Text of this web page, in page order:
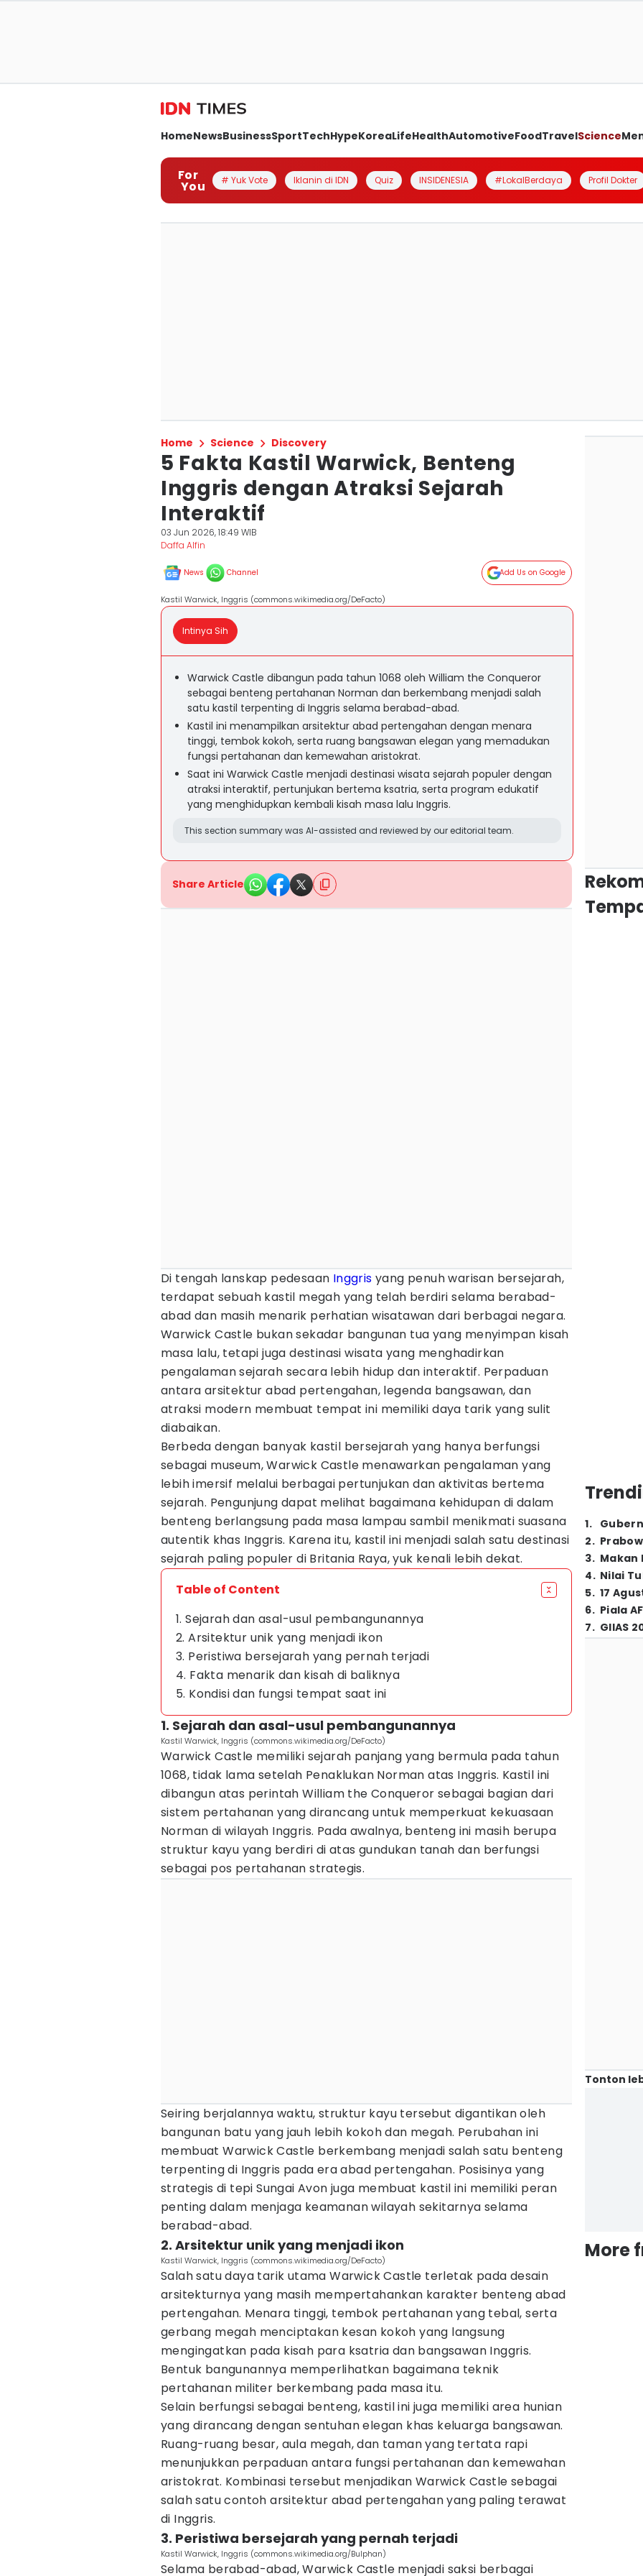
HomeNewsBusinessSportTechHypeKoreaLifeHealthAutomotiveFoodTravelScience
For
You # Yuk Vote Iklanin di IDN Quiz INSIDENESIA #LokalBerdaya Profil Dokter
Home Science Discovery
5 Fakta Kastil Warwick, Benteng
Inggris dengan Atraksi Sejarah
Interaktif
03 Jun 2026, 18:49 WIB
Daffa Alfin
News Channel Add Us on Google
Kastil Warwick, Inggris (commons.wikimedia.org/DeFacto)
Intinya Sih
Warwick Castle dibangun pada tahun 1068 oleh William the Conqueror
sebagai benteng pertahanan Norman dan berkembang menjadi salah
satu kastil terpenting di Inggris selama berabad-abad.
Kastil ini menampilkan arsitektur abad pertengahan dengan menara
tinggi, tembok kokoh, serta ruang bangsawan elegan yang memadukan
fungsi pertahanan dan kemewahan aristokrat.
Saat ini Warwick Castle menjadi destinasi wisata sejarah populer dengan
atraksi interaktif, pertunjukan bertema ksatria, serta program edukatif
yang menghidupkan kembali kisah masa lalu Inggris.
This section summary was AI-assisted and reviewed by our editorial team.
Share Article
Di tengah lanskap pedesaan Inggris yang penuh warisan bersejarah,
terdapat sebuah kastil megah yang telah berdiri selama berabad-
abad dan masih menarik perhatian wisatawan dari berbagai negara.
Warwick Castle bukan sekadar bangunan tua yang menyimpan kisah
masa lalu, tetapi juga destinasi wisata yang menghadirkan
pengalaman sejarah secara lebih hidup dan interaktif. Perpaduan
antara arsitektur abad pertengahan, legenda bangsawan, dan
atraksi modern membuat tempat ini memiliki daya tarik yang sulit
diabaikan.
Berbeda dengan banyak kastil bersejarah yang hanya berfungsi
sebagai museum, Warwick Castle menawarkan pengalaman yang
lebih imersif melalui berbagai pertunjukan dan aktivitas bertema
sejarah. Pengunjung dapat melihat bagaimana kehidupan di dalam
benteng berlangsung pada masa lampau sambil menikmati suasana
autentik khas Inggris. Karena itu, kastil ini menjadi salah satu destinasi
sejarah paling populer di Britania Raya, yuk kenali lebih dekat.
Table of Content
1. Sejarah dan asal-usul pembangunannya
2. Arsitektur unik yang menjadi ikon
3. Peristiwa bersejarah yang pernah terjadi
4. Fakta menarik dan kisah di baliknya
5. Kondisi dan fungsi tempat saat ini
1. Sejarah dan asal-usul pembangunannya
Kastil Warwick, Inggris (commons.wikimedia.org/DeFacto)
Warwick Castle memiliki sejarah panjang yang bermula pada tahun
1068, tidak lama setelah Penaklukan Norman atas Inggris. Kastil ini
dibangun atas perintah William the Conqueror sebagai bagian dari
sistem pertahanan yang dirancang untuk memperkuat kekuasaan
Norman di wilayah Inggris. Pada awalnya, benteng ini masih berupa
struktur kayu yang berdiri di atas gundukan tanah dan berfungsi
sebagai pos pertahanan strategis.
Seiring berjalannya waktu, struktur kayu tersebut digantikan oleh
bangunan batu yang jauh lebih kokoh dan megah. Perubahan ini
membuat Warwick Castle berkembang menjadi salah satu benteng
terpenting di Inggris pada era abad pertengahan. Posisinya yang
strategis di tepi Sungai Avon juga membuat kastil ini memiliki peran
penting dalam menjaga keamanan wilayah sekitarnya selama
berabad-abad.
2. Arsitektur unik yang menjadi ikon
Kastil Warwick, Inggris (commons.wikimedia.org/DeFacto)
Salah satu daya tarik utama Warwick Castle terletak pada desain
arsitekturnya yang masih mempertahankan karakter benteng abad
pertengahan. Menara tinggi, tembok pertahanan yang tebal, serta
gerbang megah menciptakan kesan kokoh yang langsung
mengingatkan pada kisah para ksatria dan bangsawan Inggris.
Bentuk bangunannya memperlihatkan bagaimana teknik
pertahanan militer berkembang pada masa itu.
Selain berfungsi sebagai benteng, kastil ini juga memiliki area hunian
yang dirancang dengan sentuhan elegan khas keluarga bangsawan.
Ruang-ruang besar, aula megah, dan taman yang tertata rapi
menunjukkan perpaduan antara fungsi pertahanan dan kemewahan
aristokrat. Kombinasi tersebut menjadikan Warwick Castle sebagai
salah satu contoh arsitektur abad pertengahan yang paling terawat
di Inggris.
3. Peristiwa bersejarah yang pernah terjadi
Kastil Warwick, Inggris (commons.wikimedia.org/Bulphan)
Selama berabad-abad, Warwick Castle menjadi saksi berbagai
1.
2.
3. Makan
4. Nilai
5. 17
6. Piala
7. GIIAS
Tonton
More